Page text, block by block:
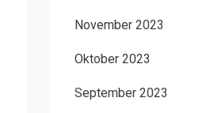
November 2023
Oktober 2023
September 2023